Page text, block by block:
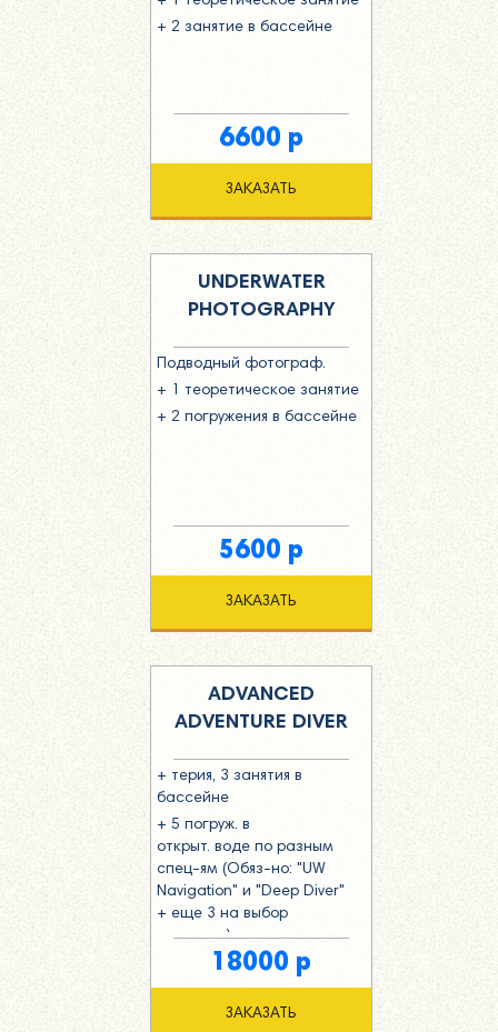
+ 2 занятие в бассейне
6600 р
ЗАКАЗАТЬ
UNDERWATER
PHOTOGRAPHY
Подводный фотограф.
+ 1 теоретическое занятие
+ 2 погружения в бассейне
5600 р
ЗАКАЗАТЬ
ADVANCED
ADVENTURE DIVER
+ терия, 3 занятия в
бассейне
+ 5 погруж. в
открыт. воде по разным
спец-ям (Обяз-но: "UW
Navigation" и "Deep Diver"
+ еще 3 на выбор
студента)
18000 р
ЗАКАЗАТЬ